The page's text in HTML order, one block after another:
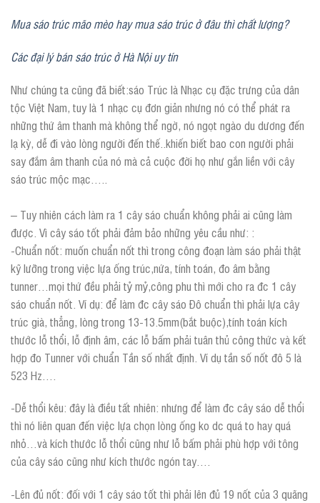
Mua sáo trúc mão mèo hay mua sáo trúc ở đâu thì chất lượng?
Các đại lý bán sáo trúc ở Hà Nội uy tín
Như chúng ta cũng đã biết:sáo Trúc là Nhạc cụ đặc trưng của dân
tộc Việt Nam, tuy là 1 nhạc cụ đơn giản nhưng nó có thể phát ra
những thứ âm thanh mà không thể ngờ, nó ngọt ngào du dương đến
lạ kỳ, dễ đi vào lòng người đến thế..khiến biết bao con người phải
say đắm âm thanh của nó mà cả cuộc đời họ như gắn liền với cây
sáo trúc mộc mạc…..
– Tuy nhiên cách làm ra 1 cây sáo chuẩn không phải ai cũng làm
được. Vì cây sáo tốt phải đảm bảo những yêu cầu như: :
-Chuẩn nốt: muốn chuẩn nốt thì trong công đoạn làm sáo phải thật
kỹ lưỡng trong việc lựa ống trúc,nứa, tính toán, đo âm bằng
tunner…mọi thứ đều phải tỷ mỷ,công phu thì mới cho ra đc 1 cây
sáo chuẩn nốt. Ví dụ: để làm đc cây sáo Đô chuẩn thì phải lựa cây
trúc già, thẳng, lòng trong 13-13.5mm(bắt buộc),tính toán kích
thước lỗ thổi, lỗ định âm, các lỗ bấm phải tuân thủ công thức và kết
hợp đo Tunner với chuẩn Tần số nhất định. Ví dụ tần số nốt đô 5 là
523 Hz….
-Dễ thổi kêu: đây là điều tất nhiên: nhưng để làm đc cây sáo dễ thổi
thì nó liên quan đến việc lựa chọn lòng ống ko dc quá to hay quá
nhỏ…và kích thước lỗ thổi cũng như lỗ bấm phải phù hợp với tông
của cây sáo cũng như kích thước ngón tay….
-Lên đủ nốt: đối với 1 cây sáo tốt thì phải lên đủ 19 nốt của 3 quãng